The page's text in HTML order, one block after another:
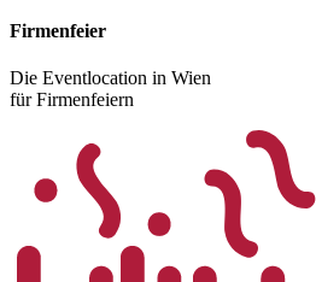
Firmenfeier
Die Eventlocation in Wien
für Firmenfeiern